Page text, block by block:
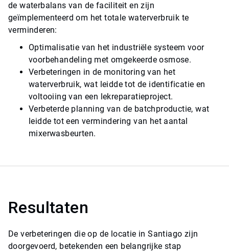
de waterbalans van de faciliteit en zijn
geïmplementeerd om het totale waterverbruik te
verminderen:
Optimalisatie van het industriële systeem voor
voorbehandeling met omgekeerde osmose.
Verbeteringen in de monitoring van het
waterverbruik, wat leidde tot de identificatie en
voltooiing van een lekreparatieproject.
Verbeterde planning van de batchproductie, wat
leidde tot een vermindering van het aantal
mixerwasbeurten.
Resultaten
De verbeteringen die op de locatie in Santiago zijn
doorgevoerd, betekenden een belangrijke stap